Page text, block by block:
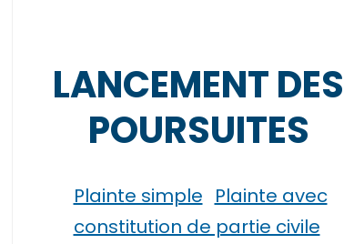
LANCEMENT DES
POURSUITES
Plainte simple Plainte avec
constitution de partie civile